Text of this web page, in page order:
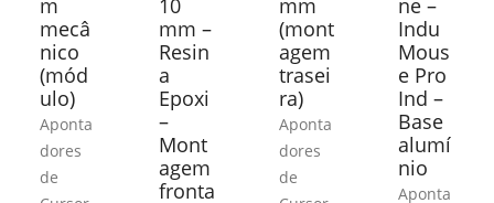
mecâ
nico
(mód
ulo)
Aponta
dores
de
mm –
Resin
a
Epoxi
–
Mont
agem
fronta
(mont
agem
trasei
ra)
Aponta
dores
de
Indu
Mous
e Pro
Ind –
Base
alumí
nio
Aponta